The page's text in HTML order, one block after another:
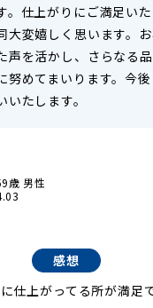
。仕上がりにご満足い
大変嬉しく思います。
声を活かし、さらなる
努めてまいります。今
いたします。
歳 男性
感想
仕上がってる所が満足で